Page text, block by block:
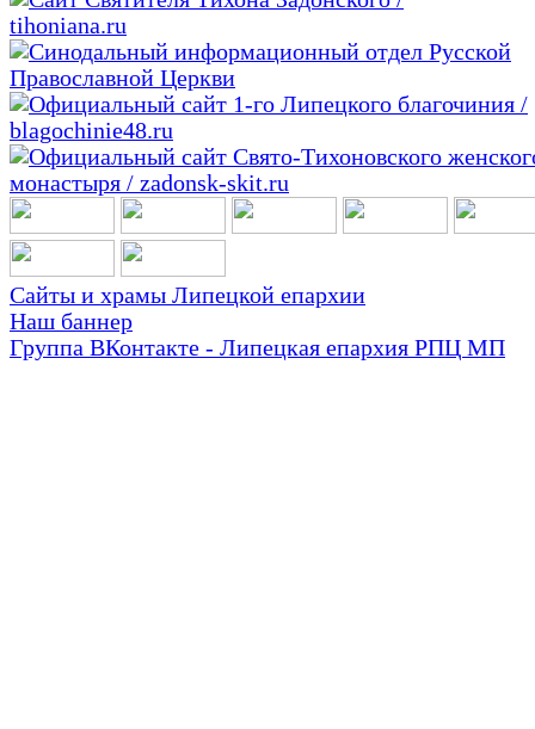
Сайты и храмы Липецкой епархии
Наш баннер
Группа ВКонтакте - Липецкая епархия РПЦ МП